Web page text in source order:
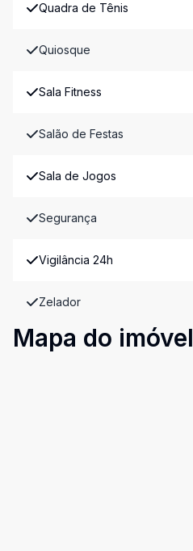
Quadra de Tênis
Quiosque
Sala Fitness
Salão de Festas
Sala de Jogos
Segurança
Vigilância 24h
Zelador
Mapa do imóvel